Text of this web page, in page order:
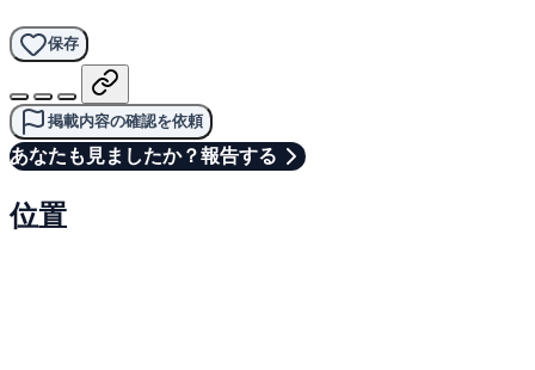
保存
掲載内容の確認を依頼
あなたも見ましたか？報告する
位置